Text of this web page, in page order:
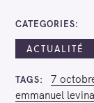
CATEGORIES
ACTUALITÉ
TAGS 7
emmanuel